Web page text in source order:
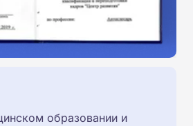
образовании и